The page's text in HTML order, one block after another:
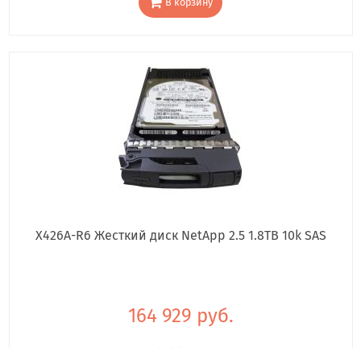
X426A-R6 Жесткий диск NetApp 2.5 1.8TB 10k SAS
164 929 руб.